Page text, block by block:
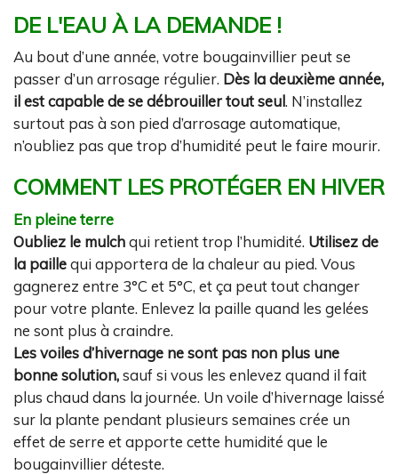
DE L'EAU À LA DEMANDE !
Au bout d’une année, votre bougainvillier peut se
passer d’un arrosage régulier. Dès la deuxième année,
il est capable de se débrouiller tout seul. N’installez
surtout pas à son pied d’arrosage automatique,
n’oubliez pas que trop d’humidité peut le faire mourir.
COMMENT LES PROTÉGER EN HIVER
En pleine terre
Oubliez le mulchqui retient trop l’humidité. Utilisez de
la paillequi apportera de la chaleur au pied. Vous
gagnerez entre 3°C et 5°C, et ça peut tout changer
pour votre plante. Enlevez la paille quand les gelées
ne sont plus à craindre.
Les voiles d’hivernage ne sont pas non plus une
bonne solution,sauf si vous les enlevez quand il fait
plus chaud dans la journée. Un voile d’hivernage laissé
sur la plante pendant plusieurs semaines crée un
effet de serre et apporte cette humidité que le
bougainvillier déteste.